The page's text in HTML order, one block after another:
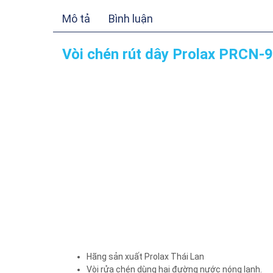
Mô tả Bình luận
Vòi chén rút dây Prolax PRCN-
Hãng sản xuất Prolax Thái Lan
Vòi rửa chén dùng hai đường nước nóng lạnh.